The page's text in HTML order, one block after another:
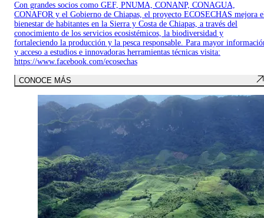
Con grandes socios como GEF, PNUMA, CONANP, CONAGUA,
CONAFOR y el Gobierno de Chiapas, el proyecto ECOSECHAS mejora
bienestar de habitantes en la Sierra y Costa de Chiapas, a través del
conocimiento de los servicios ecosistémicos, la biodiversidad y
fortaleciendo la producción y la pesca responsable. Para mayor
y acceso a estudios e innovadoras herramientas técnicas visita:
https://www.facebook.com/ecosechas
CONOCE MÁS